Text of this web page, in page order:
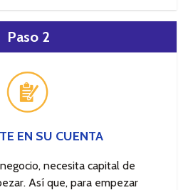
Paso 2
EN SU CUENTA
necesita capital de
Así que, para empezar